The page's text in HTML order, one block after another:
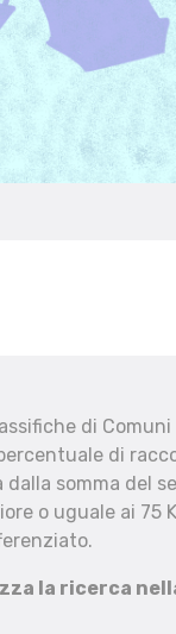
di
di
dalla somma del
o uguale ai 75
la ricerca